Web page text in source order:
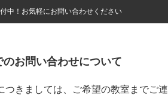
中！お気軽にお問い合わせください
のお問い合わせについて
つきましては、ご希望の教室までご連